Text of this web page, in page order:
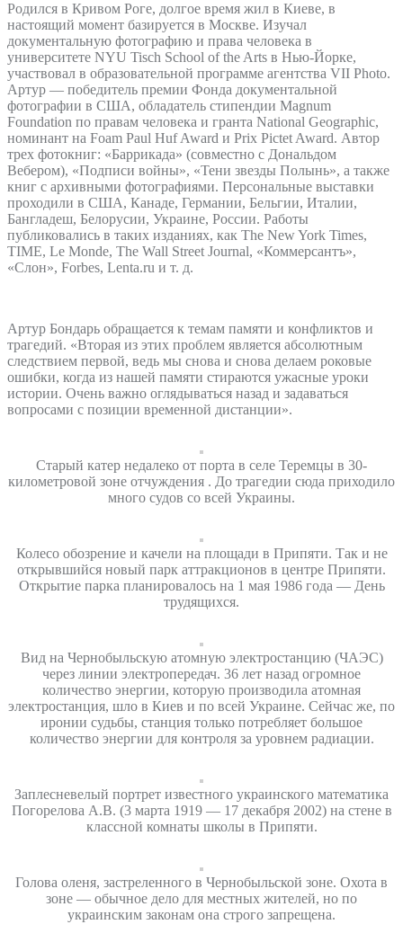
Родился в Кривом Роге, долгое время жил в Киеве, в
настоящий момент базируется в Москве. Изучал
документальную фотографию и права человека в
университете NYU Tisch School of the Arts в Нью-Йорке,
участвовал в образовательной программе агентства VII Photo.
Артур — победитель премии Фонда документальной
фотографии в США, обладатель стипендии Magnum
Foundation по правам человека и гранта National Geographic,
номинант на Foam Paul Huf Award и Prix Pictet Award. Автор
трех фотокниг: «Баррикада» (совместно с Дональдом
Вебером), «Подписи войны», «Тени звезды Полынь», а также
книг с архивными фотографиями. Персональные выставки
проходили в США, Канаде, Германии, Бельгии, Италии,
Бангладеш, Белорусии, Украине, России. Работы
публиковались в таких изданиях, как The New York Times,
TIME, Le Monde, The Wall Street Journal, «Коммерсантъ»,
«Слон», Forbes, Lenta.ru и т. д.
Артур Бондарь обращается к темам памяти и конфликтов и
трагедий. «Вторая из этих проблем является абсолютным
следствием первой, ведь мы снова и снова делаем роковые
ошибки, когда из нашей памяти стираются ужасные уроки
истории. Очень важно оглядываться назад и задаваться
вопросами с позиции временной дистанции».
Старый катер недалеко от порта в селе Теремцы в 30-
километровой зоне отчуждения . До трагедии сюда приходило
много судов со всей Украины.
Колесо обозрение и качели на площади в Припяти. Так и не
открывшийся новый парк аттракционов в центре Припяти.
Открытие парка планировалось на 1 мая 1986 года — День
трудящихся.
Вид на Чернобыльскую атомную электростанцию (ЧАЭС)
через линии электропередач. 36 лет назад огромное
количество энергии, которую производила атомная
электростанция, шло в Киев и по всей Украине. Сейчас же, по
иронии судьбы, станция только потребляет большое
количество энергии для контроля за уровнем радиации.
Заплесневелый портрет известного украинского математика
Погорелова А.В. (3 марта 1919 — 17 декабря 2002) на стене в
классной комнаты школы в Припяти.
Голова оленя, застреленного в Чернобыльской зоне. Охота в
зоне — обычное дело для местных жителей, но по
украинским законам она строго запрещена.